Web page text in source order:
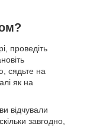
проведіть
сядьте на
як на
відчували
завгодно,